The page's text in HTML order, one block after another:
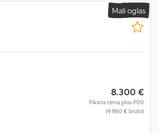
Mali oglas
8.300 €
Fiksna cena plus PDV
(9.960 € bruto)